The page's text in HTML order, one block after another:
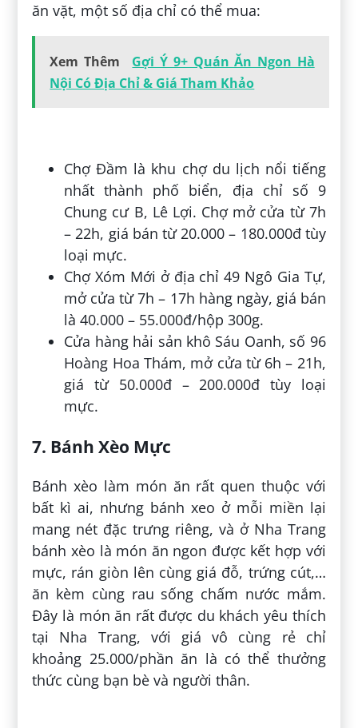
ăn vặt, một số địa chỉ có thể mua:
Xem Thêm
Gợi Ý 9+ Quán Ăn Ngon Hà
Nội Có Địa Chỉ & Giá Tham Khảo
Chợ Đầm là khu chợ du lịch nổi tiếng
nhất thành phố biển, địa chỉ số 9
Chung cư B, Lê Lợi. Chợ mở cửa từ 7h
– 22h, giá bán từ 20.000 – 180.000đ tùy
loại mực.
Chợ Xóm Mới ở địa chỉ 49 Ngô Gia Tự,
mở cửa từ 7h – 17h hàng ngày, giá bán
là 40.000 – 55.000đ/hộp 300g.
Cửa hàng hải sản khô Sáu Oanh, số 96
Hoàng Hoa Thám, mở cửa từ 6h – 21h,
giá từ 50.000đ – 200.000đ tùy loại
mực.
7. Bánh Xèo Mực
Bánh xèo làm món ăn rất quen thuộc với
bất kì ai, nhưng bánh xeo ở mỗi miền lại
mang nét đặc trưng riêng, và ở Nha Trang
bánh xèo là món ăn ngon được kết hợp với
mực, rán giòn lên cùng giá đỗ, trứng cút,…
ăn kèm cùng rau sống chấm nước mắm.
Đây là món ăn rất được du khách yêu thích
tại Nha Trang, với giá vô cùng rẻ chỉ
khoảng 25.000/phần ăn là có thể thưởng
thức cùng bạn bè và người thân.